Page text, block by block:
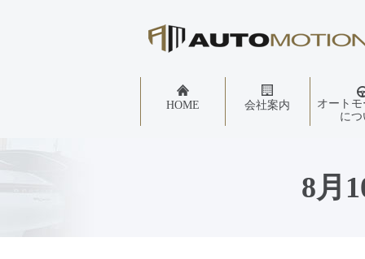
HOME 会社案内
オート
につ
8月